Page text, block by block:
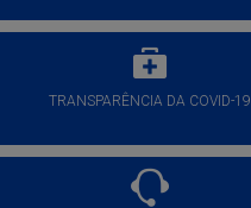
TRANSPARÊNCIA DA COVID-19